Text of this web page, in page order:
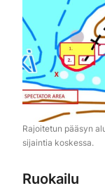
Rajoitetun pääsyn
sijaintia koskessa.
Ruokailu